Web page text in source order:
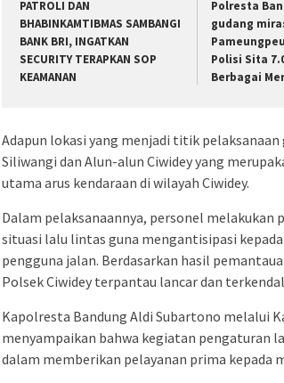
‎PATROLI DAN
BHABINKAMTIBMAS SAMBANGI
BANK BRI, INGATKAN
SECURITY TERAPKAN SOP
KEAMANAN
Polresta
gudang
Polisi Sita
Berbagai
Adapun lokasi yang menjadi titik
Siliwangi dan Alun-alun Ciwidey yang
utama arus kendaraan di wilayah Ciwidey.
Dalam pelaksanaannya, personel melakukan
situasi lalu lintas guna mengantisipasi
pengguna jalan. Berdasarkan hasil
Polsek Ciwidey terpantau lancar dan
Kapolresta Bandung Aldi Subartono melalui
menyampaikan bahwa kegiatan pengaturan
dalam memberikan pelayanan prima kepada